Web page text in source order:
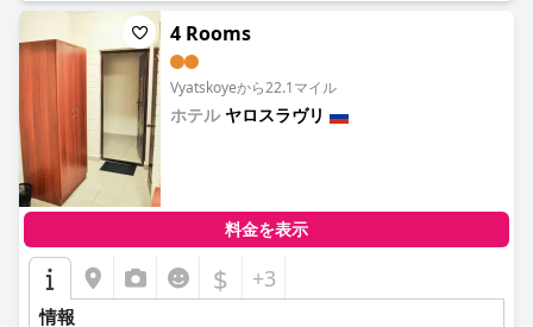
4 Rooms
Vyatskoyeから22.1マイル
ホテル ヤロスラヴリ
料金を表示
$ +3
情報